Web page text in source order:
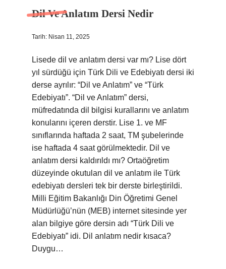
Dil Ve Anlatım Dersi Nedir
Tarih: Nisan 11, 2025
Lisede dil ve anlatım dersi var mı? Lise dört
yıl sürdüğü için Türk Dili ve Edebiyatı dersi iki
derse ayrılır: “Dil ve Anlatım” ve “Türk
Edebiyatı”. “Dil ve Anlatım” dersi,
müfredatında dil bilgisi kurallarını ve anlatım
konularını içeren derstir. Lise 1. ve MF
sınıflarında haftada 2 saat, TM şubelerinde
ise haftada 4 saat görülmektedir. Dil ve
anlatım dersi kaldırıldı mı? Ortaöğretim
düzeyinde okutulan dil ve anlatım ile Türk
edebiyatı dersleri tek bir derste birleştirildi.
Milli Eğitim Bakanlığı Din Öğretimi Genel
Müdürlüğü’nün (MEB) internet sitesinde yer
alan bilgiye göre dersin adı “Türk Dili ve
Edebiyatı” idi. Dil anlatım nedir kısaca?
Duygu…